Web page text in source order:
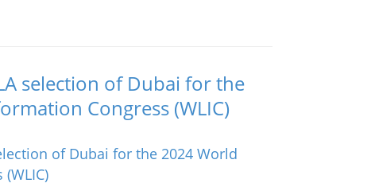
selection of Dubai for the
Congress (WLIC)